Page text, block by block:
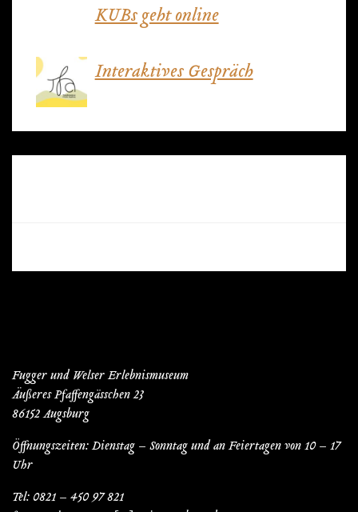
KUBs geht online
Interaktives Gespräch
Fugger und Welser Erlebnismuseum
Äußeres Pfaffengässchen 23
86152 Augsburg
Öffnungszeiten: Dienstag – Sonntag und an Feiertagen von 10 – 17
Uhr
Tel: 0821 – 450 97 821